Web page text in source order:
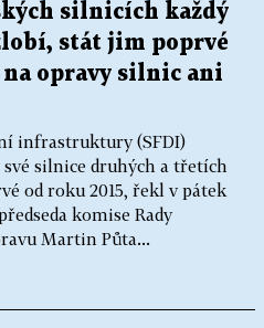
silnicích každý
stát jim poprvé
na opravy silnic ani
infrastruktury (SFDI)
silnice druhých a třetích
od roku 2015, řekl v pátek
komise Rady
Martin Půta...